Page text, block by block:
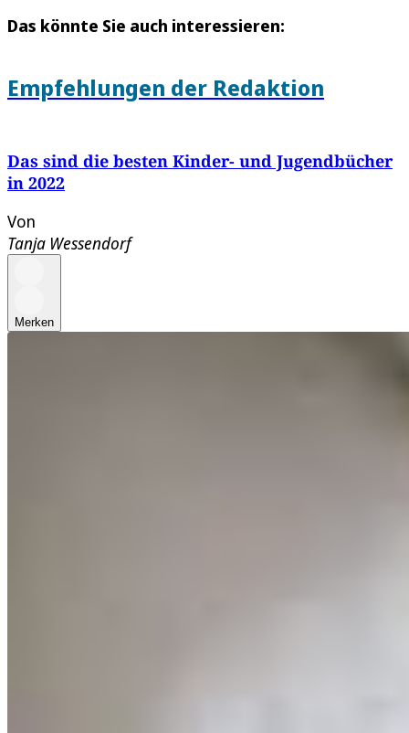
Das könnte Sie auch interessieren:
Empfehlungen der Redaktion
Das sind die besten Kinder- und Jugendbücher
in 2022
Von
Tanja Wessendorf
Merken